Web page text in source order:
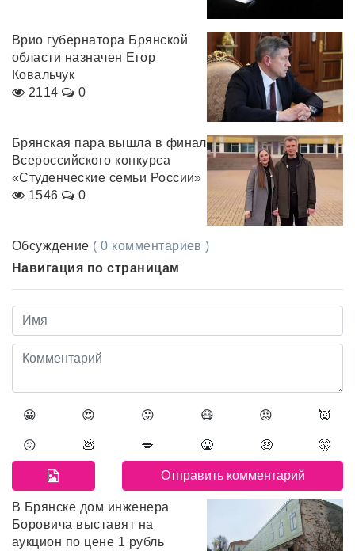
Врио губернатора Брянской
области назначен Егор
Ковальчук
2114
0
Брянская пара вышла в финал
Всероссийского конкурса
«Студенческие семьи России»
1546
0
Обсуждение ( 0 комментариев )
Навигация по страницам
😀 😍 😛 😷 😡 👿
😖 💩 💋 🤮 🤑 🤫
В Брянске дом инженера
Боровича выставят на
аукцион по цене 1 рубль